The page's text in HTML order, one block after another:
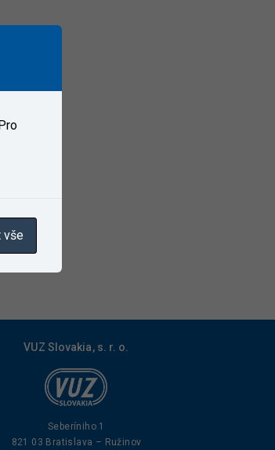
VUZ Slovakia, s. r. o.
Seberíniho 1
821 03 Bratislava – Ružinov
vše